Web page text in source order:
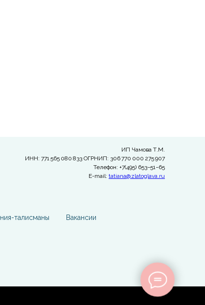
ИП Чамова Т.М.
ИНН: 771 565 080 833 ОГРНИП: 306 770 000 275 907
Телефон: +7(495) 653−51−65
E-mail: tatiana@zlatoglava.ru
талисманы Вакансии